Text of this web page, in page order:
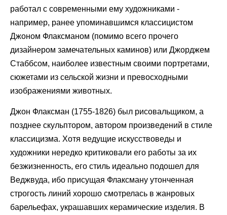
работал с современными ему художниками -
например, ранее упоминавшимся классицистом
Джоном Флаксманом (помимо всего прочего
дизайнером замечательных каминов) или Джорджем
Стаббсом, наиболее известным своими портретами,
сюжетами из сельской жизни и превосходными
изображениями животных.
Джон Флаксман (1755-1826) был рисовальщиком, а
позднее скульптором, автором произведений в стиле
классицизма. Хотя ведущие искусствоведы и
художники нередко критиковали его работы за их
безжизненность, его стиль идеально подошел для
Веджвуда, ибо присущая Флаксману утонченная
строгость линий хорошо смотрелась в жанровых
барельефах, украшавших керамические изделия. В